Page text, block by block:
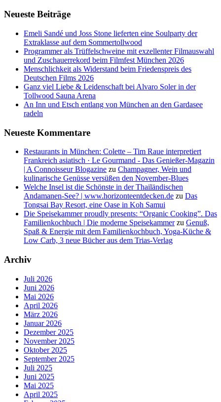
Neueste Beiträge
Emeli Sandé und Joss Stone lieferten eine Soulparty der
Extraklasse auf dem Sommertollwood
Programmer als Trüffelschweine mit exzellenter Filmauswahl
und Zuschauerrekord beim Filmfest München 2026
Menschlichkeit als Widerstand beim Friedenspreis des
Deutschen Films 2026
Ganz viel Liebe & Leidenschaft bei Alvaro Soler in der
Tollwood Sauna Arena
An Inn und Etsch entlang von München an den Gardasee
radeln
Neueste Kommentare
Restaurants in München: Colette – Tim Raue interpretiert
Frankreich asiatisch · Le Gourmand - Das Genießer-Magazin
| A Connoisseur Blogazine zu Champagner, Wein und
kulinarische Genüsse versüßen den November-Blues
Welche Insel ist die Schönste in der Thailändischen
Andamanen-See? | www.horizonteentdecken.de zu Das
Tongsai Bay Resort, eine Oase in Koh Samui
Die Speisekammer proudly presents: “Organic Cooking”. Das
Familienkochbuch | Die moderne Speisekammerzu Genuß,
Spaß & Energie mit dem Familienkochbuch, Yoga-Küche &
Low Carb, 3 neue Bücher aus dem Trias-Verlag
Archiv
Juli 2026
Juni 2026
Mai 2026
April 2026
März 2026
Januar 2026
Dezember 2025
November 2025
Oktober 2025
September 2025
Juli 2025
Juni 2025
Mai 2025
April 2025